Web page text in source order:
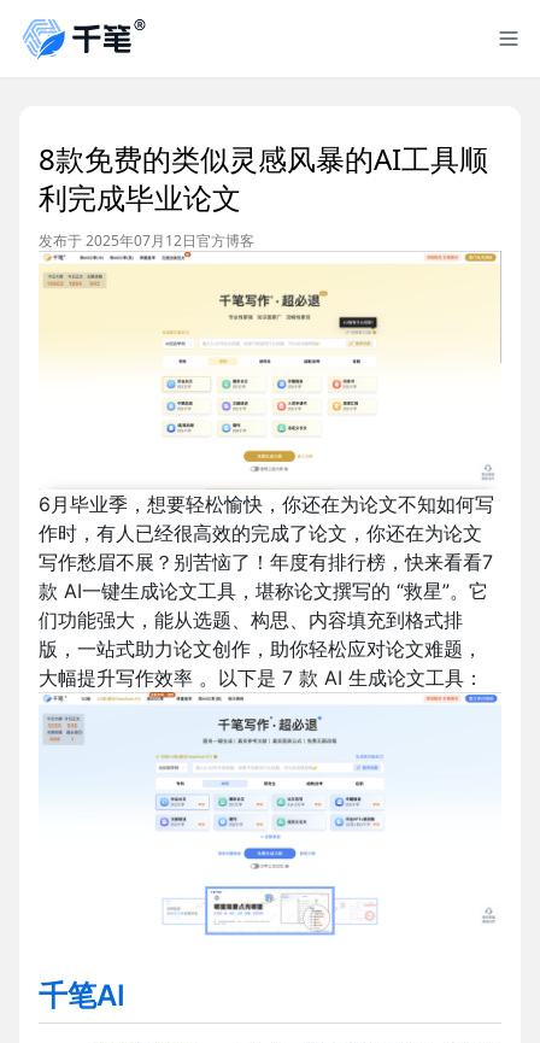
8款免费的类似灵感风暴的AI工具顺
利完成毕业论文
发布于 2025年07月12日官方博客
6月毕业季，想要轻松愉快，你还在为论文不知如何写
作时，有人已经很高效的完成了论文，你还在为论文
写作愁眉不展？别苦恼了！年度有排行榜，快来看看7
款 AI一键生成论文工具，堪称论文撰写的 “救星”。它
们功能强大，能从选题、构思、内容填充到格式排
版，一站式助力论文创作，助你轻松应对论文难题，
大幅提升写作效率 。以下是 7 款 AI 生成论文工具：
千笔AI